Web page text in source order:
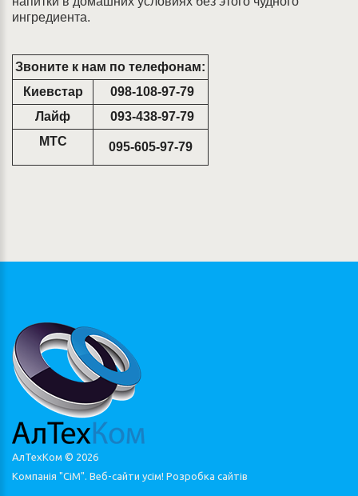
ингредиента.
Звоните к нам по телефонам:
Киевстар
098-108-97-79
Лайф
093-438-97-79
МТС
095-605-97-79
АлТехКом © 2026
Компанія "СіМ". Веб-сайти усім! Розробка сайтів